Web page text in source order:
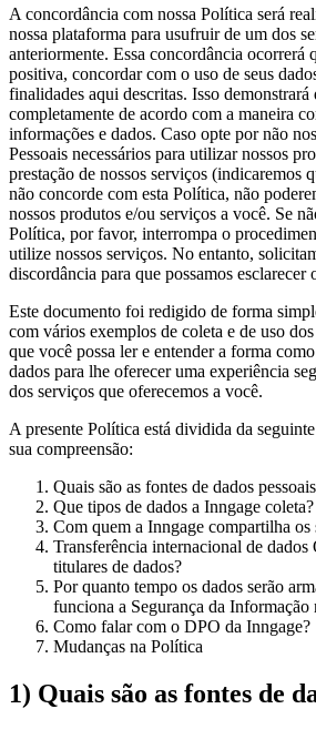
A concordância com nossa Política será
nossa plataforma para usufruir de um dos
anteriormente. Essa concordância ocorrerá
positiva, concordar com o uso de seus
finalidades aqui descritas. Isso demonstrará
completamente de acordo com a maneira
informações e dados. Caso opte por não
Pessoais necessários para utilizar nossos
prestação de nossos serviços (indicaremos
não concorde com esta Política, não
nossos produtos e/ou serviços a você. Se
Política, por favor, interrompa o
utilize nossos serviços. No entanto,
discordância para que possamos esclarecer
Este documento foi redigido de forma
com vários exemplos de coleta e de uso
que você possa ler e entender a forma
dados para lhe oferecer uma experiência
dos serviços que oferecemos a você.
A presente Política está dividida da
sua compreensão:
Quais são as fontes de dados
Que tipos de dados a Inngage coleta?
Com quem a Inngage compartilha os
Transferência internacional de dados
titulares de dados?
Por quanto tempo os dados serão
funciona a Segurança da Informação
Como falar com o DPO da Inngage?
Mudanças na Política
1) Quais são as fontes de